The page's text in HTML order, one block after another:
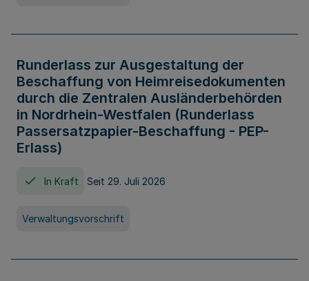
Runderlass zur Ausgestaltung der
Beschaffung von Heimreisedokumenten
durch die Zentralen Ausländerbehörden
in Nordrhein-Westfalen (Runderlass
Passersatzpapier-Beschaffung - PEP-
Erlass)
In Kraft Seit 29. Juli 2026
Verwaltungsvorschrift